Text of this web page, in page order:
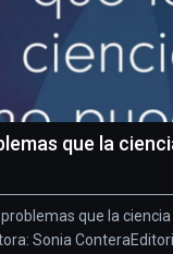
que la
que la
Sonia